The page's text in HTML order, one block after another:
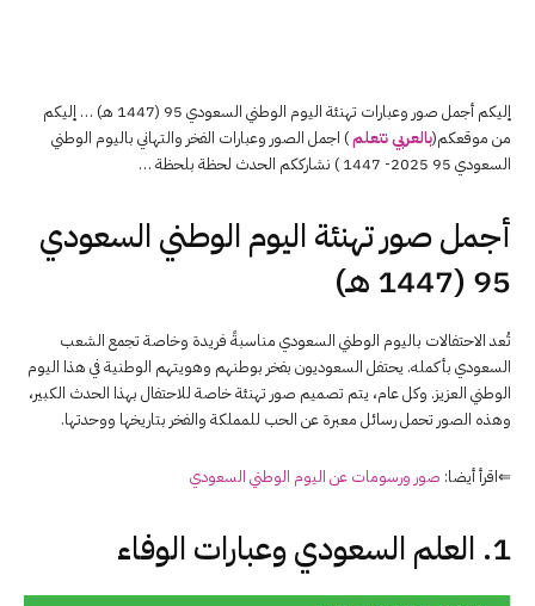
إليكم أجمل صور وعبارات تهنئة اليوم الوطني السعودي 95 (1447 هـ) … إليكم
من موقعكم(بالعربي نتعلم) اجمل الصور وعبارات الفخر والتهاني باليوم الوطني
السعودي 95 2025- 1447 ) نشارككم الحدث لحظة بلحظة …
أجمل صور تهنئة اليوم الوطني السعودي
95 (1447 هـ)
تُعد الاحتفالات باليوم الوطني السعودي مناسبةً فريدة وخاصة تجمع الشعب
السعودي بأكمله. يحتفل السعوديون بفخر بوطنهم وهويتهم الوطنية في هذا اليوم
الوطني العزيز. وكل عام، يتم تصميم صور تهنئة خاصة للاحتفال بهذا الحدث الكبير،
وهذه الصور تحمل رسائل معبرة عن الحب للمملكة والفخر بتاريخها ووحدتها.
⇐اقرأ أيضا: صور ورسومات عن اليوم الوطني السعودي
1. العلم السعودي وعبارات الوفاء